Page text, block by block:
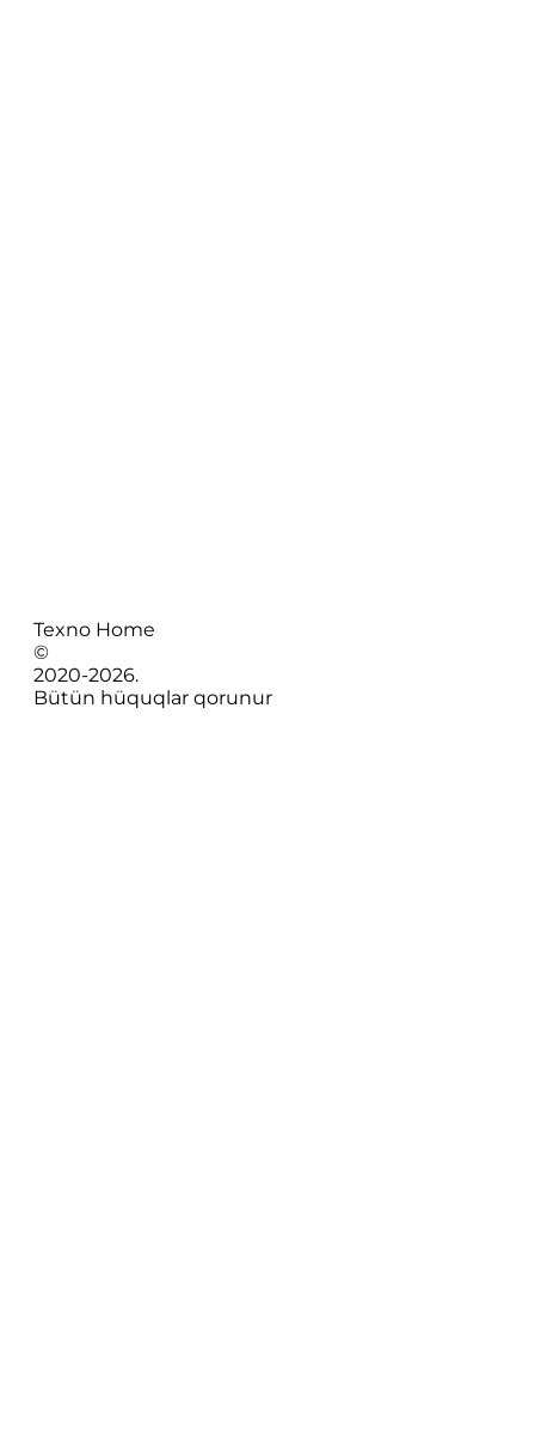
Texno Home
©
2020-2026.
Bütün hüquqlar qorunur